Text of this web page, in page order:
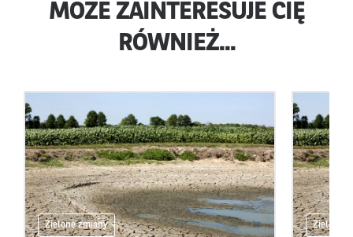
MOŻE ZAINTERESUJE CIĘ
RÓWNIEŻ...
Zielone zmiany Zielone